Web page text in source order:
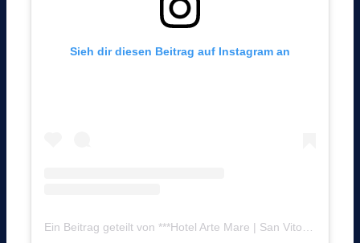
Sieh dir diesen Beitrag auf Instagram an